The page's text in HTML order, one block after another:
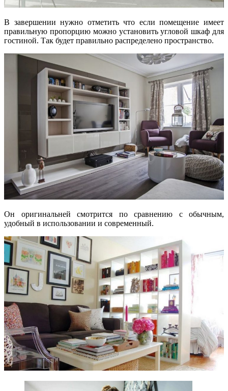
В завершении нужно отметить что если помещение имеет
правильную пропорцию можно установить угловой шкаф для
гостиной. Так будет правильно распределено пространство.
Он оригинальней смотрится по сравнению с обычным,
удобный в использовании и современный.